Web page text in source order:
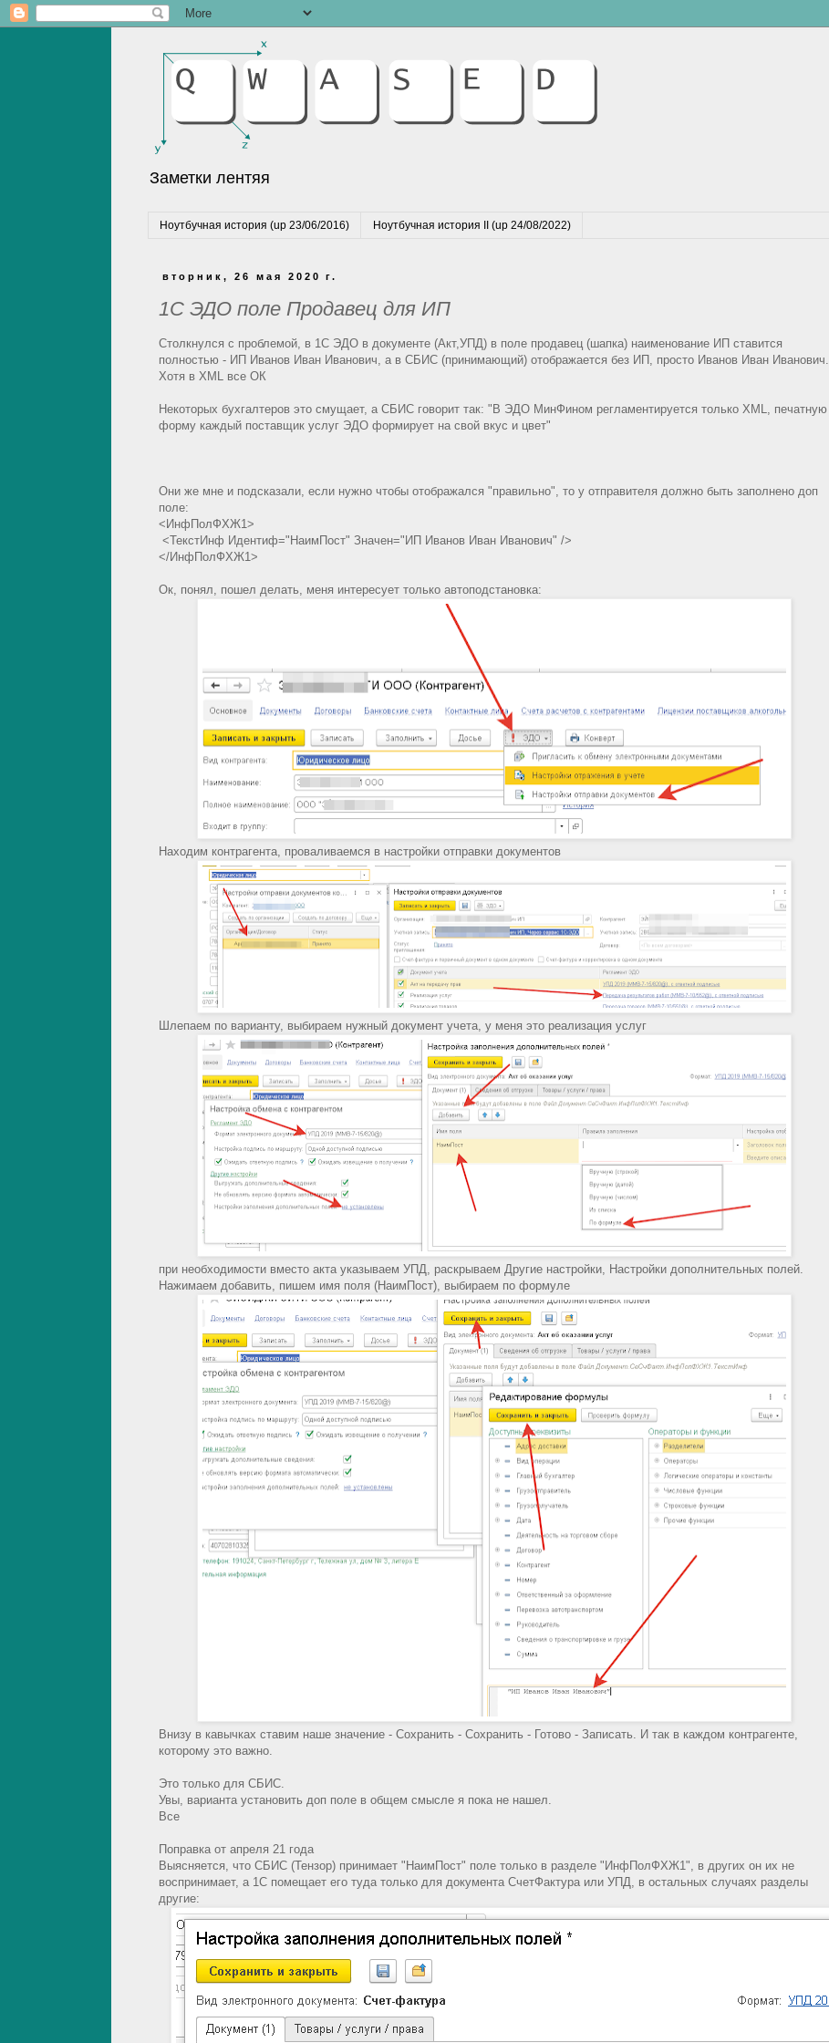
Заметки лентяя
Ноутбучная история (up 23/06/2016) Ноутбучная история II (up 24/08/2022)
вторник, 26 мая 2020 г.
1С ЭДО поле Продавец для ИП
Столкнулся с проблемой, в 1С ЭДО в документе (Акт,УПД) в поле продавец (шапка) наименование ИП ставится
полностью - ИП Иванов Иван Иванович, а в СБИС (принимающий) отображается без ИП, просто Иванов Иван Иванович.
Хотя в XML все ОК
Некоторых бухгалтеров это смущает, а СБИС говорит так: "В ЭДО МинФином регламентируется только XML, печатную
форму каждый поставщик услуг ЭДО формирует на свой вкус и цвет"
Они же мне и подсказали, если нужно чтобы отображался "правильно", то у отправителя должно быть заполнено доп
поле:
<ИнфПолФХЖ1>
<ТекстИнф Идентиф="НаимПост" Значен="ИП Иванов Иван Иванович" />
</ИнфПолФХЖ1>
Ок, понял, пошел делать, меня интересует только автоподстановка:
Находим контрагента, проваливаемся в настройки отправки документов
Шлепаем по варианту, выбираем нужный документ учета, у меня это реализация услуг
при необходимости вместо акта указываем УПД, раскрываем Другие настройки, Настройки дополнительных полей.
Нажимаем добавить, пишем имя поля (НаимПост), выбираем по формуле
Внизу в кавычках ставим наше значение - Сохранить - Сохранить - Готово - Записать. И так в каждом контрагенте,
которому это важно.
Это только для СБИС.
Увы, варианта установить доп поле в общем смысле я пока не нашел.
Все
Поправка от апреля 21 года
Выясняется, что СБИС (Тензор) принимает "НаимПост" поле только в разделе "ИнфПолФХЖ1", в других он их не
воспринимает, а 1С помещает его туда только для документа СчетФактура или УПД, в остальных случаях разделы
другие: